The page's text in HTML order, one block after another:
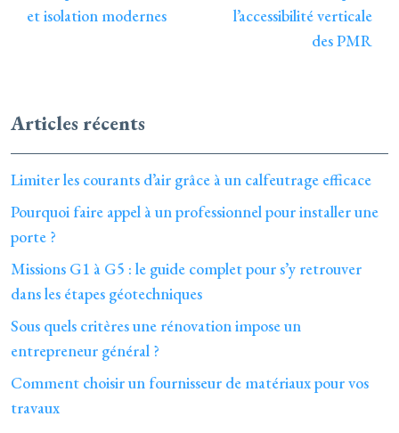
et isolation modernes
l’accessibilité verticale
des PMR
Articles récents
Limiter les courants d’air grâce à un calfeutrage efficace
Pourquoi faire appel à un professionnel pour installer une
porte ?
Missions G1 à G5 : le guide complet pour s’y retrouver
dans les étapes géotechniques
Sous quels critères une rénovation impose un
entrepreneur général ?
Comment choisir un fournisseur de matériaux pour vos
travaux